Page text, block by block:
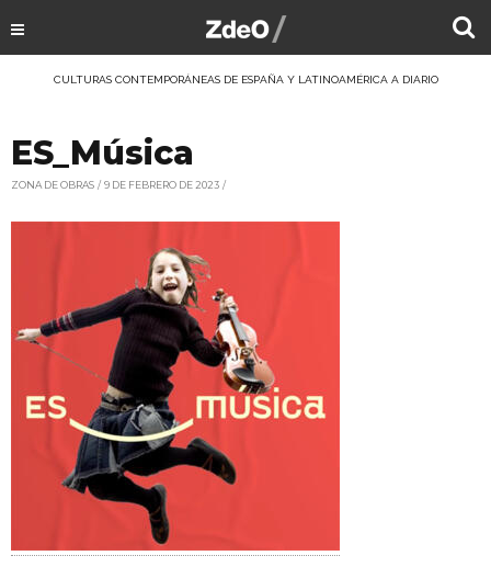
CULTURAS CONTEMPORÁNEAS DE ESPAÑA Y LATINOAMÉRICA A DIARIO
ES_Música
ZONA DE OBRAS 9 DE FEBRERO DE 2023